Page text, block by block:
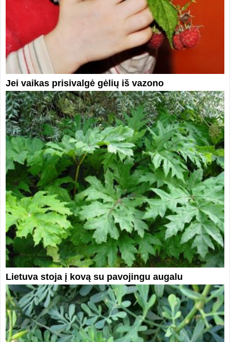
Jei vaikas prisivalgė gėlių iš vazono
Lietuva stoja į kovą su pavojingu augalu